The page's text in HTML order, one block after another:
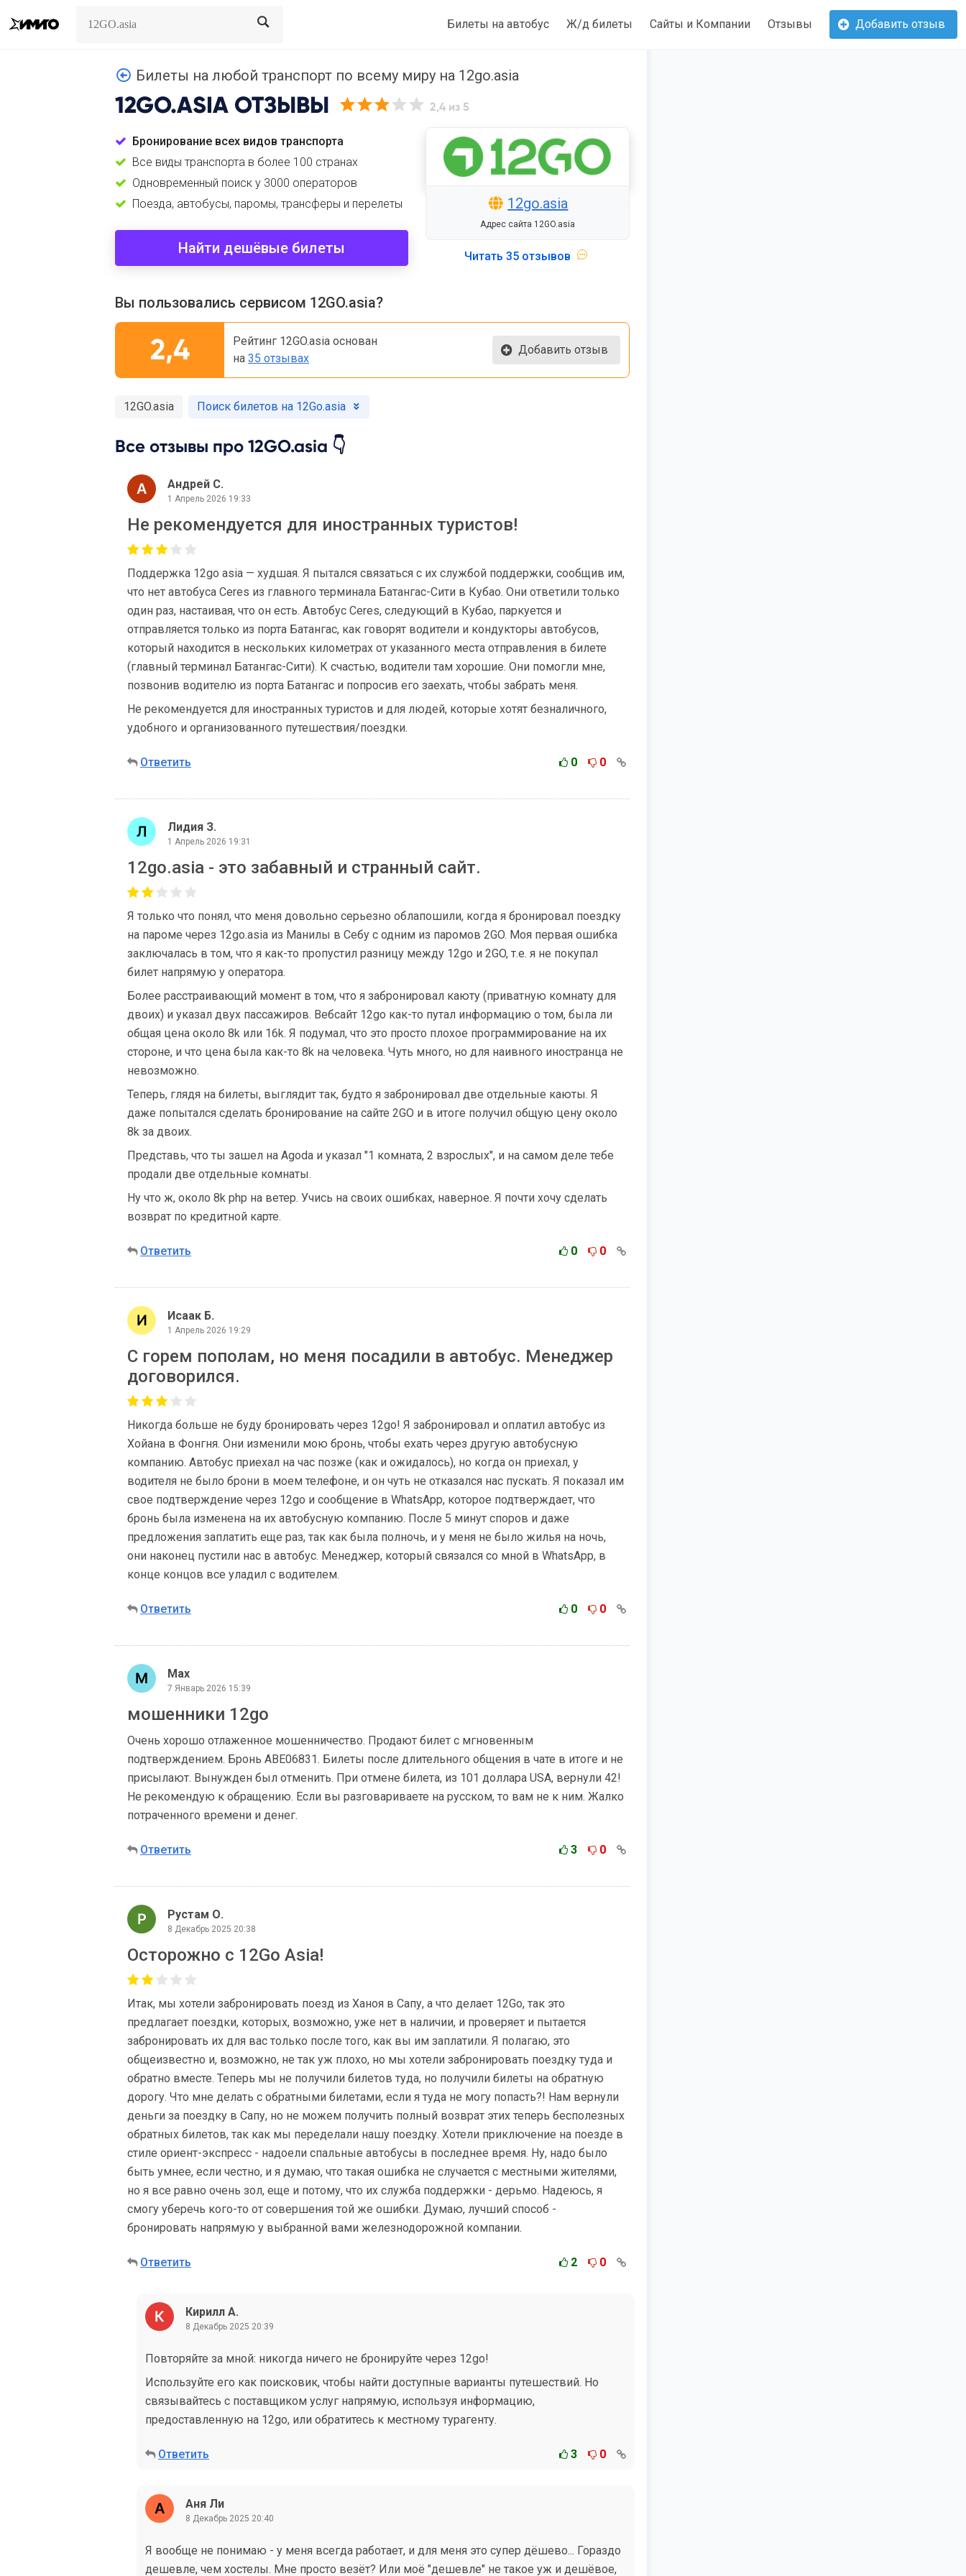
Search Билеты на автобус Ж/д билеты Сайты и Компании Отзывы Добавить отзыв
Билеты на любой транспорт по всему миру на 12go.asia
12GO.ASIA ОТЗЫВЫ 2,4 из 5
Бронирование всех видов транспорта
Все виды транспорта в более 100 странах
Одновременный поиск у 3000 операторов
Поезда, автобусы, паромы, трансферы и перелеты
Найти дешёвые билеты
12go.asia
Адрес сайта 12GO.asia
Читать 35 отзывов
Вы пользовались сервисом 12GO.asia?
2,4
Рейтинг 12GO.asia основан
на 35 отзывах
Добавить отзыв
12GO.asia Поиск билетов на 12Go.asia
Все отзывы про 12GO.asia 👇
Андрей С.
1 Апрель 2026 19:33
Не рекомендуется для иностранных туристов!
Поддержка 12go asia — худшая. Я пытался связаться с их службой поддержки, сообщив им,
что нет автобуса Ceres из главного терминала Батангас-Сити в Кубао. Они ответили только
один раз, настаивая, что он есть. Автобус Ceres, следующий в Кубао, паркуется и
отправляется только из порта Батангас, как говорят водители и кондукторы автобусов,
который находится в нескольких километрах от указанного места отправления в билете
(главный терминал Батангас-Сити). К счастью, водители там хорошие. Они помогли мне,
позвонив водителю из порта Батангас и попросив его заехать, чтобы забрать меня.
Не рекомендуется для иностранных туристов и для людей, которые хотят безналичного,
удобного и организованного путешествия/поездки.
Ответить 0 0
Лидия З.
1 Апрель 2026 19:31
12go.asia - это забавный и странный сайт.
Я только что понял, что меня довольно серьезно облапошили, когда я бронировал поездку
на пароме через 12go.asia из Манилы в Себу с одним из паромов 2GO. Моя первая ошибка
заключалась в том, что я как-то пропустил разницу между 12go и 2GO, т.е. я не покупал
билет напрямую у оператора.
Более расстраивающий момент в том, что я забронировал каюту (приватную комнату для
двоих) и указал двух пассажиров. Вебсайт 12go как-то путал информацию о том, была ли
общая цена около 8k или 16k. Я подумал, что это просто плохое программирование на их
стороне, и что цена была как-то 8k на человека. Чуть много, но для наивного иностранца не
невозможно.
Теперь, глядя на билеты, выглядит так, будто я забронировал две отдельные каюты. Я
даже попытался сделать бронирование на сайте 2GO и в итоге получил общую цену около
8k за двоих.
Представь, что ты зашел на Agoda и указал "1 комната, 2 взрослых", и на самом деле тебе
продали две отдельные комнаты.
Ну что ж, около 8k php на ветер. Учись на своих ошибках, наверное. Я почти хочу сделать
возврат по кредитной карте.
Ответить 0 0
Исаак Б.
1 Апрель 2026 19:29
С горем пополам, но меня посадили в автобус. Менеджер
договорился.
Никогда больше не буду бронировать через 12go! Я забронировал и оплатил автобус из
Хойана в Фонгня. Они изменили мою бронь, чтобы ехать через другую автобусную
компанию. Автобус приехал на час позже (как и ожидалось), но когда он приехал, у
водителя не было брони в моем телефоне, и он чуть не отказался нас пускать. Я показал им
свое подтверждение через 12go и сообщение в WhatsApp, которое подтверждает, что
бронь была изменена на их автобусную компанию. После 5 минут споров и даже
предложения заплатить еще раз, так как была полночь, и у меня не было жилья на ночь,
они наконец пустили нас в автобус. Менеджер, который связался со мной в WhatsApp, в
конце концов все уладил с водителем.
Ответить 0 0
Max
7 Январь 2026 15:39
мошенники 12go
Очень хорошо отлаженное мошенничество. Продают билет с мгновенным
подтверждением. Бронь ABE06831. Билеты после длительного общения в чате в итоге и не
присылают. Вынужден был отменить. При отмене билета, из 101 доллара USA, вернули 42!
Не рекомендую к обращению. Если вы разговариваете на русском, то вам не к ним. Жалко
потраченного времени и денег.
Ответить 3 0
Рустам О.
8 Декабрь 2025 20:38
Осторожно с 12Go Asia!
Итак, мы хотели забронировать поезд из Ханоя в Сапу, а что делает 12Go, так это
предлагает поездки, которых, возможно, уже нет в наличии, и проверяет и пытается
забронировать их для вас только после того, как вы им заплатили. Я полагаю, это
общеизвестно и, возможно, не так уж плохо, но мы хотели забронировать поездку туда и
обратно вместе. Теперь мы не получили билетов туда, но получили билеты на обратную
дорогу. Что мне делать с обратными билетами, если я туда не могу попасть?! Нам вернули
деньги за поездку в Сапу, но не можем получить полный возврат этих теперь бесполезных
обратных билетов, так как мы переделали нашу поездку. Хотели приключение на поезде в
стиле ориент-экспресс - надоели спальные автобусы в последнее время. Ну, надо было
быть умнее, если честно, и я думаю, что такая ошибка не случается с местными жителями,
но я все равно очень зол, еще и потому, что их служба поддержки - дерьмо. Надеюсь, я
смогу уберечь кого-то от совершения той же ошибки. Думаю, лучший способ -
бронировать напрямую у выбранной вами железнодорожной компании.
Ответить 2 0
Кирилл А.
8 Декабрь 2025 20:39
Повторяйте за мной: никогда ничего не бронируйте через 12go!
Используйте его как поисковик, чтобы найти доступные варианты путешествий. Но
связывайтесь с поставщиком услуг напрямую, используя информацию,
предоставленную на 12go, или обратитесь к местному турагенту.
Ответить 3 0
Аня Ли
8 Декабрь 2025 20:40
Я вообще не понимаю - у меня всегда работает, и для меня это супер дёшево... Гораздо
дешевле, чем хостелы. Мне просто везёт? Или моё "дешевле" не такое уж и дешёвое,